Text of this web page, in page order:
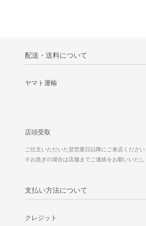
配送・送料について
ヤマト運輸
店頭受取
ご注文いただいた翌営業日以降にご来店ください
※お急ぎの場合は店舗までご連絡をお願いいたし
支払い方法について
クレジット